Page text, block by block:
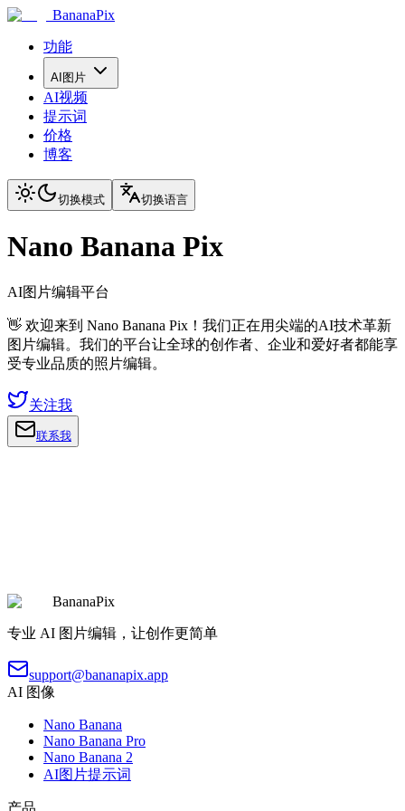
BananaPix
功能
AI图片
AI视频
提示词
价格
博客
切换模式 切换语言
Nano Banana Pix
AI图片编辑平台
👋 欢迎来到 Nano Banana Pix！我们正在用尖端的AI技术革新
图片编辑。我们的平台让全球的创作者、企业和爱好者都能享
受专业品质的照片编辑。
关注我
联系我
BananaPix
专业 AI 图片编辑，让创作更简单
support@bananapix.app
AI 图像
Nano Banana
Nano Banana Pro
Nano Banana 2
AI图片提示词
产品